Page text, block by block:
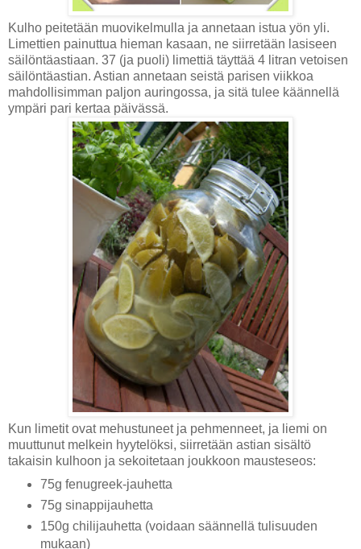
Kulho peitetään muovikelmulla ja annetaan istua yön yli.
Limettien painuttua hieman kasaan, ne siirretään lasiseen
säilöntäastiaan. 37 (ja puoli) limettiä täyttää 4 litran vetoisen
säilöntäastian. Astian annetaan seistä parisen viikkoa
mahdollisimman paljon auringossa, ja sitä tulee käännellä
ympäri pari kertaa päivässä.
Kun limetit ovat mehustuneet ja pehmenneet, ja liemi on
muuttunut melkein hyytelöksi, siirretään astian sisältö
takaisin kulhoon ja sekoitetaan joukkoon mausteseos:
75g fenugreek-jauhetta
75g sinappijauhetta
150g chilijauhetta (voidaan säännellä tulisuuden
mukaan)